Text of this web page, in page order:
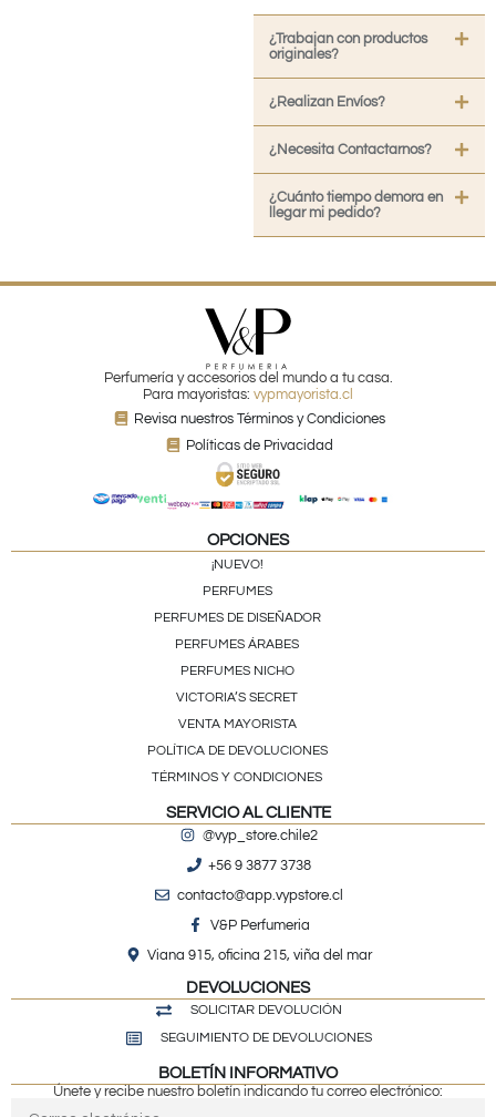
¿Trabajan con productos
originales?
¿Realizan Envíos?
¿Necesita Contactarnos?
¿Cuánto tiempo demora en
llegar mi pedido?
Perfumería y accesorios del mundo a tu casa.
Para mayoristas: vypmayorista.cl
Revisa nuestros Términos y Condiciones
Políticas de Privacidad
OPCIONES
¡NUEVO!
PERFUMES
PERFUMES DE DISEÑADOR
PERFUMES ÁRABES
PERFUMES NICHO
VICTORIA’S SECRET
VENTA MAYORISTA
POLÍTICA DE DEVOLUCIONES
TÉRMINOS Y CONDICIONES
SERVICIO AL CLIENTE
@vyp_store.chile2
+56 9 3877 3738
contacto@app.vypstore.cl
V&P Perfumeria
Viana 915, oficina 215, viña del mar
DEVOLUCIONES
SOLICITAR DEVOLUCIÓN
SEGUIMIENTO DE DEVOLUCIONES
BOLETÍN INFORMATIVO
Únete y recibe nuestro boletín indicando tu correo electrónico: